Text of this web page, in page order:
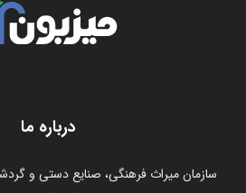
درباره ما
سازمان میراث فرهنگی، صنایع دستی و